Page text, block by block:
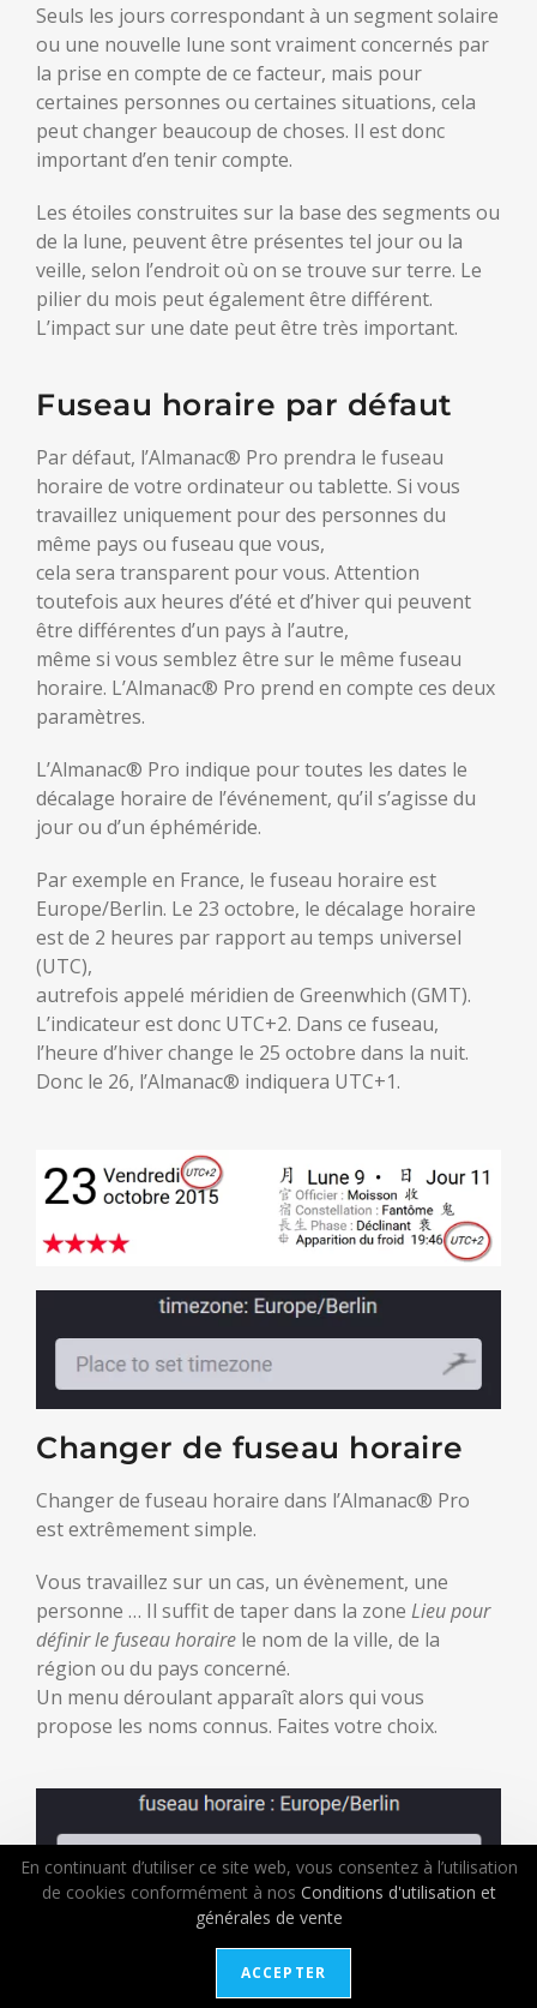
Seuls les jours correspondant à un segment solaire
ou une nouvelle lune sont vraiment concernés par
la prise en compte de ce facteur, mais pour
certaines personnes ou certaines situations, cela
peut changer beaucoup de choses. Il est donc
important d’en tenir compte.
Les étoiles construites sur la base des segments ou
de la lune, peuvent être présentes tel jour ou la
veille, selon l’endroit où on se trouve sur terre. Le
pilier du mois peut également être différent.
L’impact sur une date peut être très important.
Fuseau horaire par défaut
Par défaut, l’Almanac® Pro prendra le fuseau
horaire de votre ordinateur ou tablette. Si vous
travaillez uniquement pour des personnes du
même pays ou fuseau que vous,
cela sera transparent pour vous. Attention
toutefois aux heures d’été et d’hiver qui peuvent
être différentes d’un pays à l’autre,
même si vous semblez être sur le même fuseau
horaire. L’Almanac® Pro prend en compte ces deux
paramètres.
L’Almanac® Pro indique pour toutes les dates le
décalage horaire de l’événement, qu’il s’agisse du
jour ou d’un éphéméride.
Par exemple en France, le fuseau horaire est
Europe/Berlin. Le 23 octobre, le décalage horaire
est de 2 heures par rapport au temps universel
(UTC),
autrefois appelé méridien de Greenwhich (GMT).
L’indicateur est donc UTC+2. Dans ce fuseau,
l’heure d’hiver change le 25 octobre dans la nuit.
Donc le 26, l’Almanac® indiquera UTC+1.
Changer de fuseau horaire
Changer de fuseau horaire dans l’Almanac® Pro
est extrêmement simple.
Vous travaillez sur un cas, un évènement, une
personne … Il suffit de taper dans la zone Lieu pour
définir le fuseau horaire le nom de la ville, de la
région ou du pays concerné.
Un menu déroulant apparaît alors qui vous
propose les noms connus. Faites votre choix.
En continuant d’utiliser ce site web, vous consentez à l’utilisation
de cookies conformément à nos Conditions d'utilisation et
générales de vente
ACCEPTER